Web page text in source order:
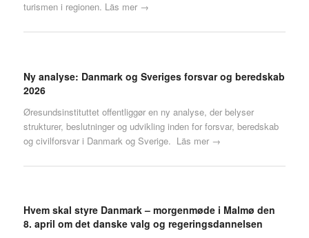
turismen i regionen. Läs mer →
Ny analyse: Danmark og Sveriges forsvar og beredskab
2026
Øresundsinstituttet offentliggør en ny analyse, der belyser
strukturer, beslutninger og udvikling inden for forsvar, beredskab
og civilforsvar i Danmark og Sverige. Läs mer →
Hvem skal styre Danmark – morgenmøde i Malmø den
8. april om det danske valg og regeringsdannelsen